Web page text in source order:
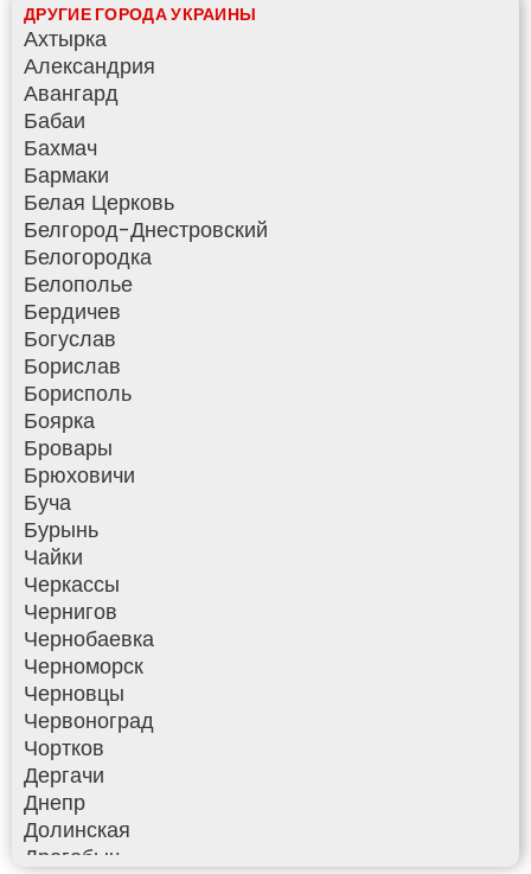
ДРУГИЕ ГОРОДА УКРАИНЫ
Ахтырка
Александрия
Авангард
Бабаи
Бахмач
Бармаки
Белая Церковь
Белгород-Днестровский
Белогородка
Белополье
Бердичев
Богуслав
Борислав
Борисполь
Боярка
Бровары
Брюховичи
Буча
Бурынь
Чайки
Черкассы
Чернигов
Чернобаевка
Черноморск
Черновцы
Червоноград
Чортков
Дергачи
Днепр
Долинская
Дрогобыч